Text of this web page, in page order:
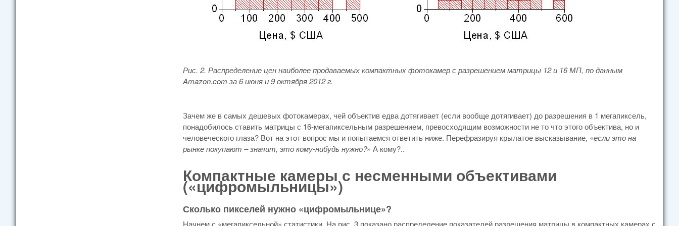
Рис. 2. Распределение цен наиболее продаваемых компактных фотокамер с разрешением матрицы 12 и 16 МП, по данным
Amazon.com за 6 июня и 9 октября 2012 г.
Зачем же в самых дешевых фотокамерах, чей объектив едва дотягивает (если вообще дотягивает) до разрешения в 1 мегапиксель,
понадобилось ставить матрицы с 16-мегапиксельным разрешением, превосходящим возможности не то что этого объектива, но и
человеческого глаза? Вот на этот вопрос мы и попытаемся ответить ниже. Перефразируя крылатое высказывание, «если это на
рынке покупают – значит, это кому-нибудь нужно?» А кому?..
Компактные камеры с несменными объективами
(«цифромыльницы»)
Сколько пикселей нужно «цифромыльнице»?
Начнем с «мегапиксельной» статистики. На рис. 3 показано распределение показателей разрешения матрицы в компактных камерах с